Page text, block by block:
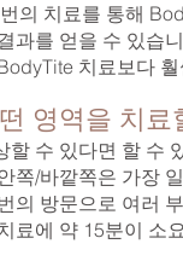
의 치료를 통해
과를 얻을 수 있습
치료보다
영역을 치료
할 수 있다면 할 수
쪽/바깥쪽은 가장
의 방문으로 여러
료에 약 15분이 소